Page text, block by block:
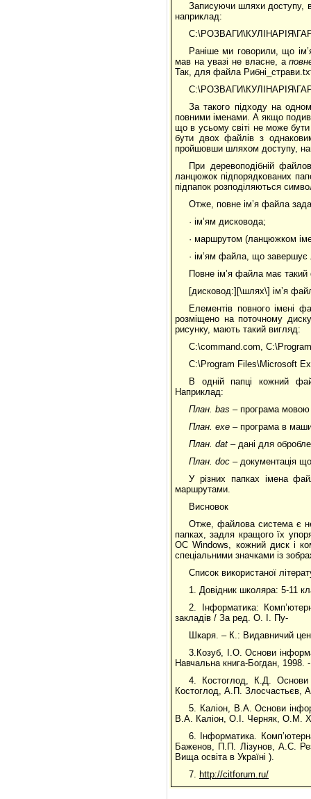
Записуючи шляхи доступу,
наприклад:
Раніше ми говорили, що
мав на увазі не власне, а
Так, для файла
За такого підходу на
повними іменами. А якщо
що в усьому світі не може
бути двох файлів з
пройшовши шляхом доступу,
При деревоподібній
ланцюжок підпорядкованих
підпапок розподіляються
Отже, повне ім’я файла
· ім’ям дисковода;
· маршрутом (ланцюжком
· ім’ям файла, що завершує
Повне ім’я файла має
[дисковод:][\шлях\] ім’я
Елементів повного імені
розміщено на поточному
рисунку, мають такий вигляд:
C:\command.com,
C:\Program Files\Microsoft
В одній папці кожний
Наприклад:
План. bas – програма
План. exe – програма в
План. dat – дані для
План. doc – документація
У різних папках імена
маршрутами.
Висновок
Отже, файлова система є
папках, задля кращого їх
ОС Windows, кожний диск і
спеціальними значками із
Список використаної
1. Довідник школяра: 5-11
2. Інформатика:
закладів / За ред. О. І. Пу-
Шкаря. – К.: Видавничий
3.Козуб, І.О. Основи
Навчальна книга-Богдан, 1998.
4. Костоглод, К.Д. Основи
Костоглод, А.П. Злосчастьєв,
5. Каліон, В.А. Основи
В.А. Каліон, О.І. Черняк, О.М.
6. Інформатика.
Баженов, П.П. Лізунов, А.С.
Вища освіта в Україні ).
7. http://citforum.ru/